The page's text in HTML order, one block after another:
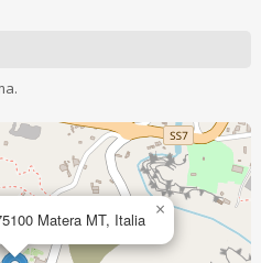
Matera MT, Italia ×